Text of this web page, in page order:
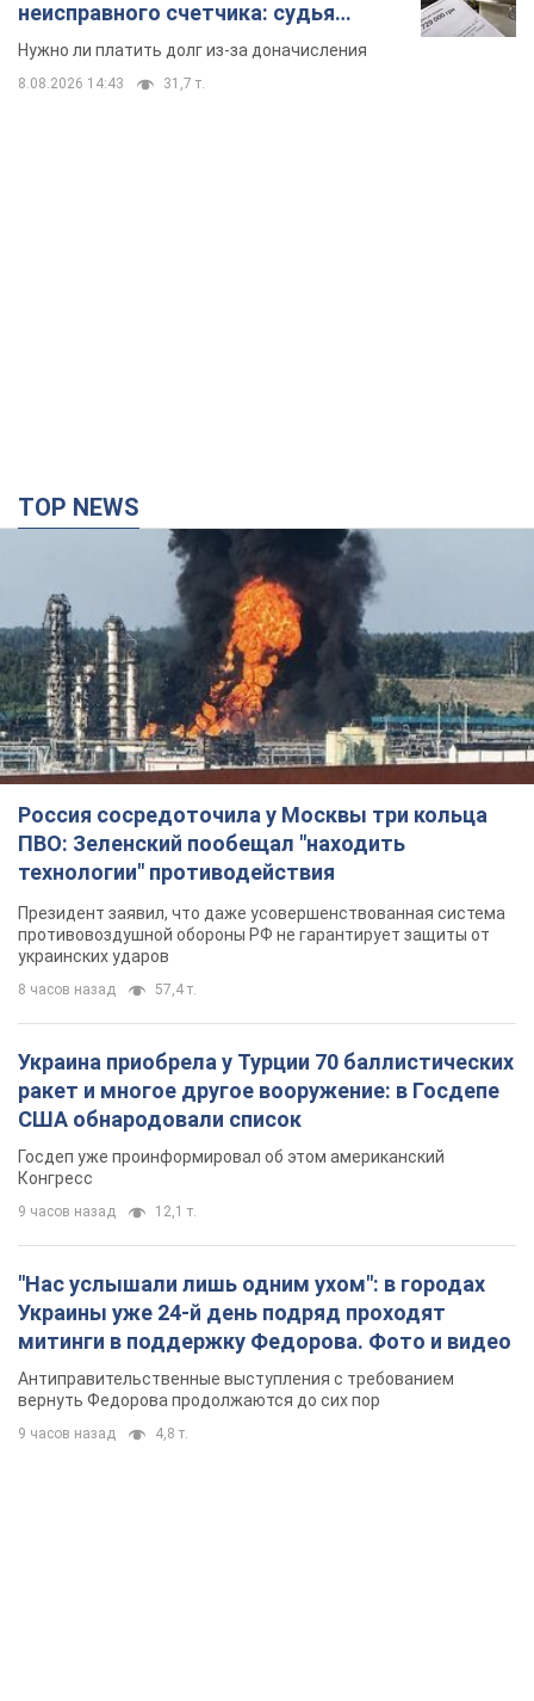
неисправного счетчика: судья
вынес неожиданное решение
Нужно ли платить долг из-за доначисления
8.08.2026 14:43 31,7 т.
TOP NEWS
Россия сосредоточила у Москвы три кольца
ПВО: Зеленский пообещал "находить
технологии" противодействия
Президент заявил, что даже усовершенствованная система
противовоздушной обороны РФ не гарантирует защиты от
украинских ударов
8 часов назад 57,4 т.
Украина приобрела у Турции 70 баллистических
ракет и многое другое вооружение: в Госдепе
США обнародовали список
Госдеп уже проинформировал об этом американский
Конгресс
9 часов назад 12,1 т.
"Нас услышали лишь одним ухом": в городах
Украины уже 24-й день подряд проходят
митинги в поддержку Федорова. Фото и видео
Антиправительственные выступления с требованием
вернуть Федорова продолжаются до сих пор
9 часов назад 4,8 т.